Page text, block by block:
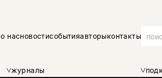
о насновостисобытияавторыконтакты
журналы